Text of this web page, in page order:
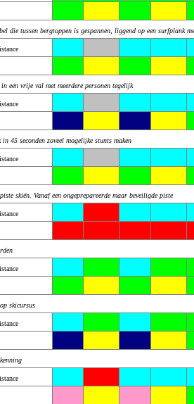
die tussen bergtoppen is gespannen, liggend op een surfplank
een vrije val met meerdere personen tegelijk
in 45 seconden zoveel mogelijke stunts maken
skiën. Vanaf een ongeprepareerde maar beveiligde piste
skicursus